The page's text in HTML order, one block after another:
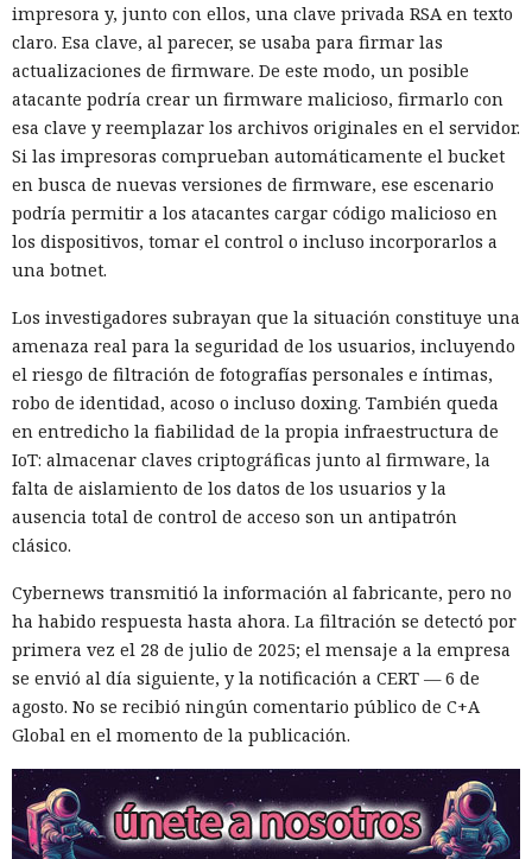
impresora y, junto con ellos, una clave privada RSA en texto
claro. Esa clave, al parecer, se usaba para firmar las
actualizaciones de firmware. De este modo, un posible
atacante podría crear un firmware malicioso, firmarlo con
esa clave y reemplazar los archivos originales en el servidor.
Si las impresoras comprueban automáticamente el bucket
en busca de nuevas versiones de firmware, ese escenario
podría permitir a los atacantes cargar código malicioso en
los dispositivos, tomar el control o incluso incorporarlos a
una botnet.
Los investigadores subrayan que la situación constituye una
amenaza real para la seguridad de los usuarios, incluyendo
el riesgo de filtración de fotografías personales e íntimas,
robo de identidad, acoso o incluso doxing. También queda
en entredicho la fiabilidad de la propia infraestructura de
IoT: almacenar claves criptográficas junto al firmware, la
falta de aislamiento de los datos de los usuarios y la
ausencia total de control de acceso son un antipatrón
clásico.
Cybernews transmitió la información al fabricante, pero no
ha habido respuesta hasta ahora. La filtración se detectó por
primera vez el 28 de julio de 2025; el mensaje a la empresa
se envió al día siguiente, y la notificación a CERT — 6 de
agosto. No se recibió ningún comentario público de C+A
Global en el momento de la publicación.